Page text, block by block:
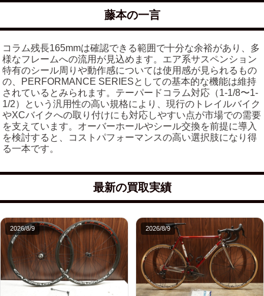
藤本の一言
コラム残長165mmは確認できる範囲で十分な余裕があり、多
様なフレームへの流用が見込めます。エア系サスペンション
特有のシール周りや動作感については使用感が見られるもの
の、PERFORMANCE SERIESとしての基本的な機能は維持
されているとみられます。テーパードコラム対応（1-1/8〜1-
1/2）という汎用性の高い規格により、現行のトレイルバイク
やXCバイクへの取り付けにも対応しやすい点が市場での需要
を支えています。オーバーホールやシール交換を前提に導入
を検討すると、コストパフォーマンスの高い選択肢になり得
る一本です。
最新の買取実績
2026/8/9 2026/8/9